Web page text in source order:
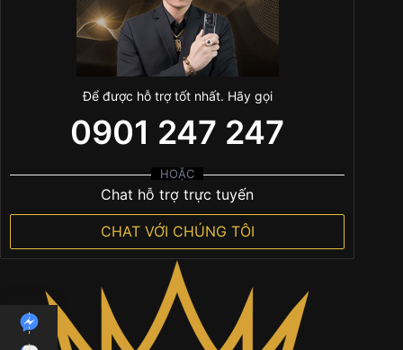
Để được hỗ trợ tốt nhất. Hãy gọi
0901 247 247
HOẶC
Chat hỗ trợ trực tuyến
CHAT VỚI CHÚNG TÔI